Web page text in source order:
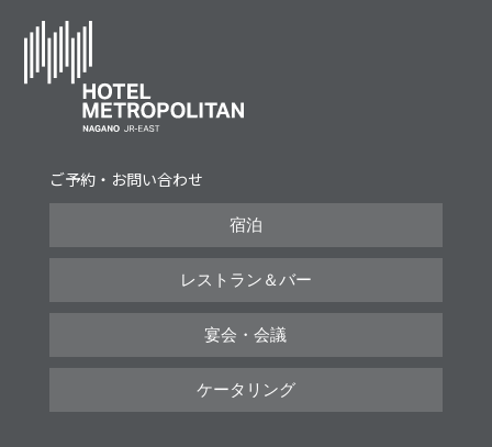
ご予約・お問い合わせ
宿泊
レストラン＆バー
宴会・会議
ケータリング